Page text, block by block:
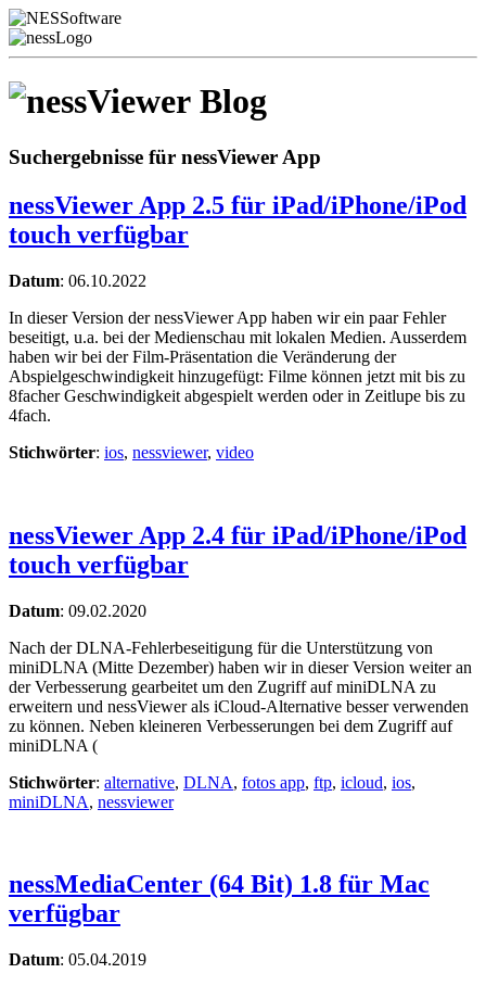
Blog
Suchergebnisse für nessViewer App
nessViewer App 2.5 für iPad/iPhone/iPod
touch verfügbar
Datum: 06.10.2022
In dieser Version der nessViewer App haben wir ein paar Fehler
beseitigt, u.a. bei der Medienschau mit lokalen Medien. Ausserdem
haben wir bei der Film-Präsentation die Veränderung der
Abspielgeschwindigkeit hinzugefügt: Filme können jetzt mit bis zu
8facher Geschwindigkeit abgespielt werden oder in Zeitlupe bis zu
4fach.
Stichwörter: ios, nessviewer, video
nessViewer App 2.4 für iPad/iPhone/iPod
touch verfügbar
Datum: 09.02.2020
Nach der DLNA-Fehlerbeseitigung für die Unterstützung von
miniDLNA (Mitte Dezember) haben wir in dieser Version weiter an
der Verbesserung gearbeitet um den Zugriff auf miniDLNA zu
erweitern und nessViewer als iCloud-Alternative besser verwenden
zu können. Neben kleineren Verbesserungen bei dem Zugriff auf
miniDLNA (
Stichwörter: alternative, DLNA, fotos app, ftp, icloud, ios,
miniDLNA, nessviewer
nessMediaCenter (64 Bit) 1.8 für Mac
verfügbar
Datum: 05.04.2019